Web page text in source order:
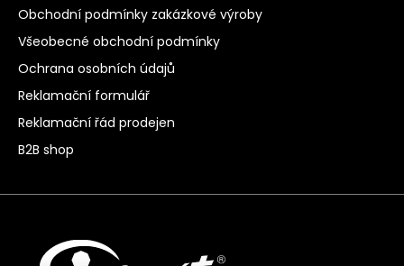
Obchodní podmínky zakázkové výroby
Všeobecné obchodní podmínky
Ochrana osobních údajů
Reklamační formulář
Reklamační řád prodejen
B2B shop